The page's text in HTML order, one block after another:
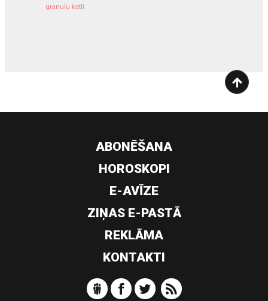
granulu katli
ABONĒŠANA
HOROSKOPI
E-AVĪZE
ZIŅAS E-PASTĀ
REKLĀMA
KONTAKTI